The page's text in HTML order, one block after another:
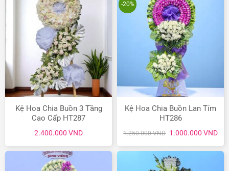
Kệ Hoa Chia Buồn 3 Tầng
Cao Cấp HT287
2.400.000 VND
-20%
Kệ Hoa Chia Buồn Lan Tím
HT286
1.250.000VND Giá
gốc
là:
1.250.000 VND.
1.000.000 VNDGiá
tại
là: